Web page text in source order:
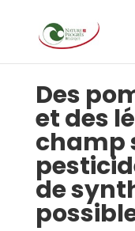
Des
et des
champ
de